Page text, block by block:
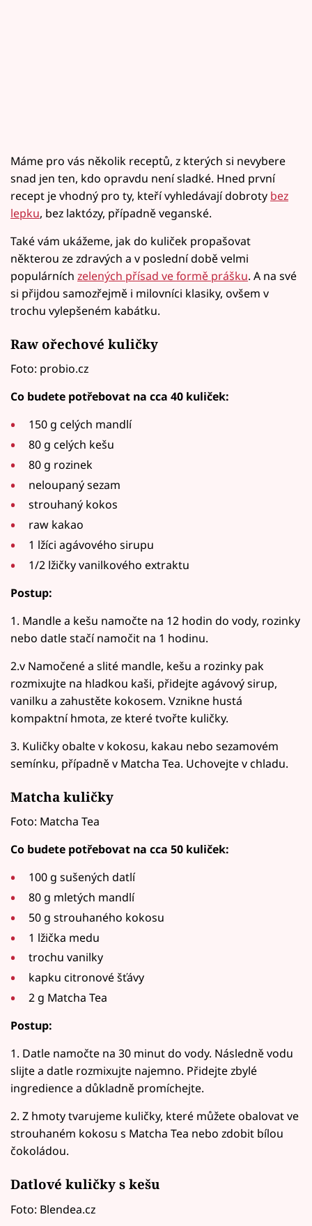
Máme pro vás několik receptů, z kterých si nevybere
snad jen ten, kdo opravdu není sladké. Hned první
recept je vhodný pro ty, kteří vyhledávají dobroty bez
lepku, bez laktózy, případně veganské.
Také vám ukážeme, jak do kuliček propašovat
některou ze zdravých a v poslední době velmi
populárních zelených přísad ve formě prášku. A na své
si přijdou samozřejmě i milovníci klasiky, ovšem v
trochu vylepšeném kabátku.
Raw ořechové kuličky
Foto: probio.cz
Co budete potřebovat na cca 40 kuliček:
150 g celých mandlí
80 g celých kešu
80 g rozinek
neloupaný sezam
strouhaný kokos
raw kakao
1 lžíci agávového sirupu
1/2 lžičky vanilkového extraktu
Postup:
1. Mandle a kešu namočte na 12 hodin do vody, rozinky
nebo datle stačí namočit na 1 hodinu.
2.v Namočené a slité mandle, kešu a rozinky pak
rozmixujte na hladkou kaši, přidejte agávový sirup,
vanilku a zahustěte kokosem. Vznikne hustá
kompaktní hmota, ze které tvořte kuličky.
3. Kuličky obalte v kokosu, kakau nebo sezamovém
semínku, případně v Matcha Tea. Uchovejte v chladu.
Matcha kuličky
Foto: Matcha Tea
Co budete potřebovat na cca 50 kuliček:
100 g sušených datlí
80 g mletých mandlí
50 g strouhaného kokosu
1 lžička medu
trochu vanilky
kapku citronové šťávy
2 g Matcha Tea
Postup:
1. Datle namočte na 30 minut do vody. Následně vodu
slijte a datle rozmixujte najemno. Přidejte zbylé
ingredience a důkladně promíchejte.
2. Z hmoty tvarujeme kuličky, které můžete obalovat ve
strouhaném kokosu s Matcha Tea nebo zdobit bílou
čokoládou.
Datlové kuličky s kešu
Foto: Blendea.cz